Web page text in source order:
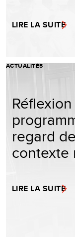
LIRE LA SUITE
ACTUALITÉS
regard
contexte
LIRE LA SUITE